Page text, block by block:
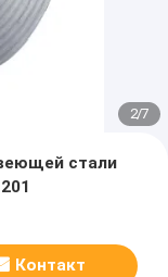
2/7
стали
Контакт